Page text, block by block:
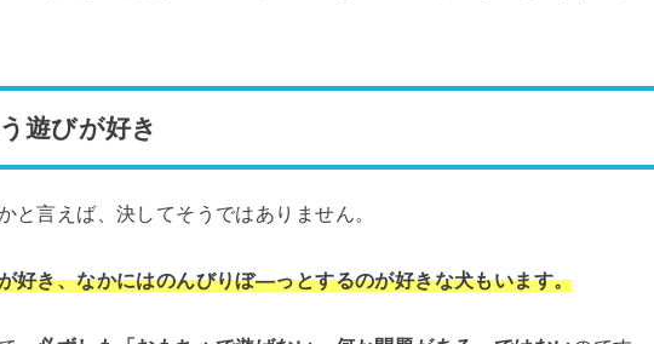
遊びが好き
と言えば、決してそうではありません。
好き、なかにはのんびりぼ―っとするのが好きな犬もいます。